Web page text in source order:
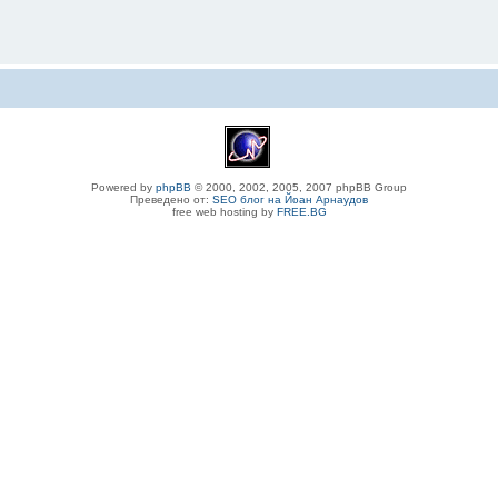
Powered by phpBB © 2000, 2002, 2005, 2007 phpBB Group
Преведено от: SEO блог на Йоан Арнаудов
free web hosting by FREE.BG